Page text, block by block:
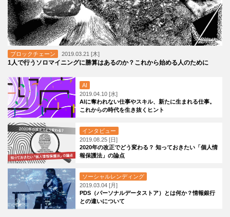
ブロックチェーン 2019.03.21 [木]
1人で行うソロマイニングに勝算はあるのか？これから始める人のために
AI
2019.04.10 [水]
AIに奪われない仕事やスキル、新たに生まれる仕事。
これからの時代を生き抜くヒント
インタビュー
2019.08.25 [日]
2020年の改正でどう変わる？ 知っておきたい「個人情
報保護法」の論点
ソーシャルレンディング
2019.03.04 [月]
PDS（パーソナルデータストア）とは何か？情報銀行
との違いについて